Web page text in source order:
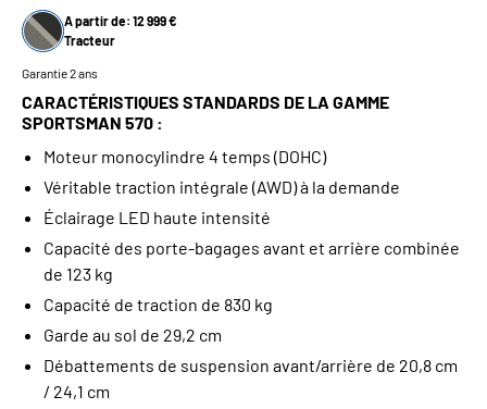
A partir de: 12 999 €
Tracteur
Garantie 2 ans
CARACTÉRISTIQUES STANDARDS DE LA GAMME
SPORTSMAN 570 :
Moteur monocylindre 4 temps (DOHC)
Véritable traction intégrale (AWD) à la demande
Éclairage LED haute intensité
Capacité des porte-bagages avant et arrière combinée
de 123 kg
Capacité de traction de 830 kg
Garde au sol de 29,2 cm
Débattements de suspension avant/arrière de 20,8 cm
/ 24,1 cm